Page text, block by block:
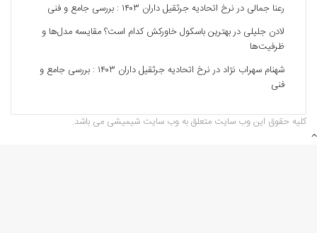
رعنا جمالی درنرخ اتحادیه جرثقیل داران ۱۴۰۳ : بررسی جامع و فنی
لادن جلیلی دربهترین باسکول خاورکش کدام است؟ مقایسه مدل‌ها و
ظرفیت‌ها
شهنام سهراب نژاد در
نرخ اتحادیه جرثقیل داران ۱۴۰۳ : بررسی جامع و
فنی
کلیه حقوق این وب سایت متعلق به وب سایت شیمیشی می باشد.